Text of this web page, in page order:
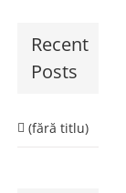
Recent
Posts
(fără titlu)